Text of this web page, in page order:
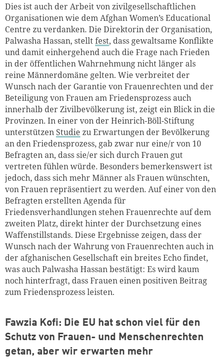
Dies ist auch der Arbeit von zivilgesellschaftlichen
Organisationen wie dem Afghan Women’s Educational
Centre zu verdanken. Die Direktorin der Organisation,
Palwasha Hassan, stelltfest, dass gewaltsame Konflikte
und damit einhergehend auch die Frage nach Frieden
in der öffentlichen Wahrnehmung nicht länger als
reine Männerdomäne gelten. Wie verbreitet der
Wunsch nach der Garantie von Frauenrechten und der
Beteiligung von Frauen am Friedensprozess auch
innerhalb der Zivilbevölkerung ist, zeigt ein Blick in die
Provinzen. In einer von der Heinrich-Böll-Stiftung
unterstützen Studie zu Erwartungen der Bevölkerung
an den Friedensprozess, gab zwar nur eine/r von 10
Befragten an, dass sie/er sich durch Frauen gut
vertreten fühlen würde. Besonders bemerkenswert ist
jedoch, dass sich mehr Männer als Frauen wünschten,
von Frauen repräsentiert zu werden. Auf einer von den
Befragten erstellten Agenda für
Friedensverhandlungen stehen Frauenrechte auf dem
zweiten Platz, direkt hinter der Durchsetzung eines
Waffenstillstands. Diese Ergebnisse zeigen, dass der
Wunsch nach der Wahrung von Frauenrechten auch in
der afghanischen Gesellschaft ein breites Echo findet,
was auch Palwasha Hassan bestätigt: Es wird kaum
noch hinterfragt, dass Frauen einen positiven Beitrag
zum Friedensprozess leisten.
Fawzia Kofi: Die EU hat schon viel für den
Schutz von Frauen- und Menschenrechten
getan, aber wir erwarten mehr